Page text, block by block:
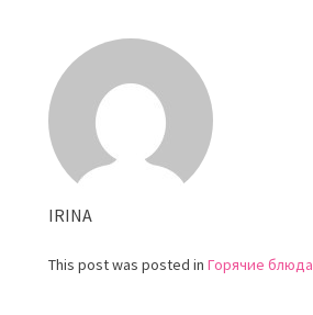
IRINA
This post was posted in Горячие блюда